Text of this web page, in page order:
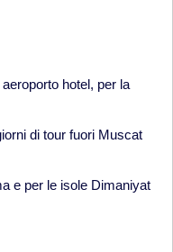
hotel, per la
di tour fuori Muscat
e per le isole Dimaniyat